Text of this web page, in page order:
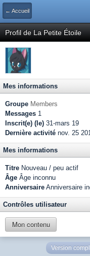
← Accueil
Profil de La Petite Étoile
Mes informations
Groupe Members
Messages 1
Inscrit(e) (le) 31-mars 19
Dernière activité nov. 25
Mes informations
Titre Nouveau / peu actif
Âge Âge inconnu
Anniversaire Anniversaire
Contrôles utilisateur
Mon contenu
Version